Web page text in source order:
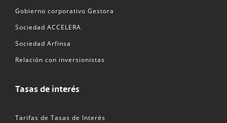
Gobierno corporativo Gestora
Sociedad ACCELERA
Sociedad Arfinsa
Relación con inversionistas
Tasas de interés
Tarifas de Tasas de Interés